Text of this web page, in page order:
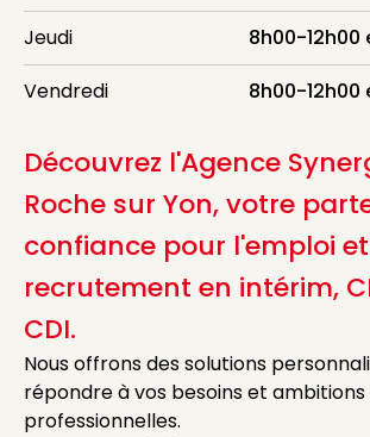
Jeudi
8h00-12h00
Vendredi
8h00-12h00
Découvrez l'Agence
Roche sur Yon, votre
confiance pour l'emploi
recrutement en intérim,
CDI.
Nous offrons des solutions
répondre à vos besoins et ambitions
professionnelles.